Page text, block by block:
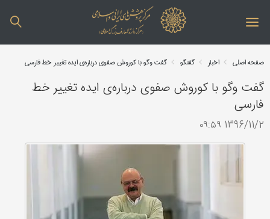
صفحه اصلی اخبار گفتگو گفت‌ وگو با کوروش صفوی درباره‌ی ایده تغییر خط فارسی
گفت‌ وگو با کوروش صفوی درباره‌ی ایده تغییر خط
فارسی
1396/11/2 ۰۹:۵۹